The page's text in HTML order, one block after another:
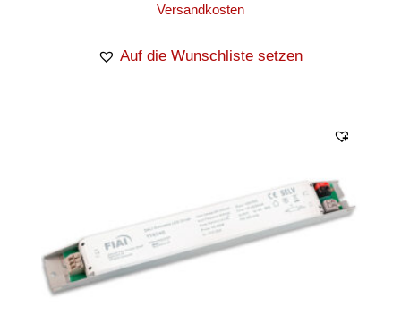
Versandkosten
Auf die Wunschliste setzen